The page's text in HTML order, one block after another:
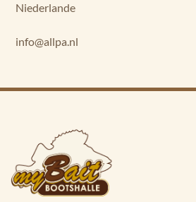
Niederlande
info@allpa.nl